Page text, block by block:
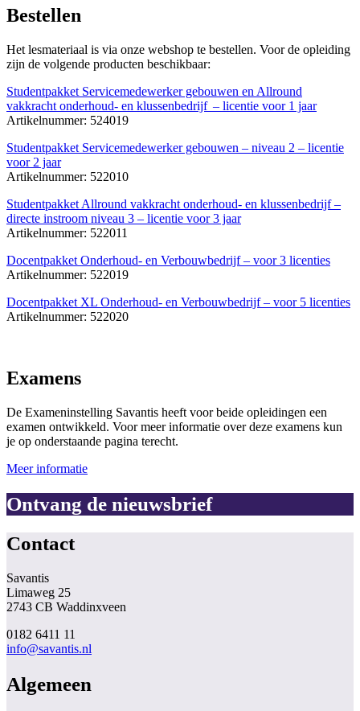
Bestellen
Het lesmateriaal is via onze webshop te bestellen. Voor de opleiding
zijn de volgende producten beschikbaar:
Studentpakket Servicemedewerker gebouwen en Allround
vakkracht onderhoud- en klussenbedrijf – licentie voor 1 jaar
Artikelnummer: 524019
Studentpakket Servicemedewerker gebouwen – niveau 2 – licentie
voor 2 jaar
Artikelnummer: 522010
Studentpakket Allround vakkracht onderhoud- en klussenbedrijf –
directe instroom niveau 3 – licentie voor 3 jaar
Artikelnummer: 522011
Docentpakket Onderhoud- en Verbouwbedrijf – voor 3 licenties
Artikelnummer: 522019
Docentpakket XL Onderhoud- en Verbouwbedrijf – voor 5 licenties
Artikelnummer: 522020
Examens
De Exameninstelling Savantis heeft voor beide opleidingen een
examen ontwikkeld. Voor meer informatie over deze examens kun
je op onderstaande pagina terecht.
Meer informatie
Ontvang de nieuwsbrief
Contact
Savantis
Limaweg 25
2743 CB Waddinxveen
0182 6411 11
info@savantis.nl
Algemeen